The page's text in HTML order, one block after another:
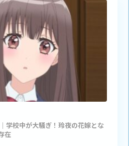
校中が大騒ぎ！玲夜の花嫁とな
在